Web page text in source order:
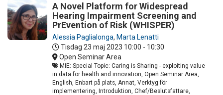
A Novel Platform for Widespread
Hearing Impairment Screening and
PrEvention of Risk (WHISPER)
Alessia Paglialonga, Marta Lenatti
Tisdag 23 maj 2023 10:00 - 10:30
Open Seminar Area
MIE: Special Topic: Caring is Sharing - exploiting value
in data for health and innovation, Open Seminar Area,
English, Enbart på plats, Annat, Verktyg för
implementering, Introduktion, Chef/Beslutsfattare,